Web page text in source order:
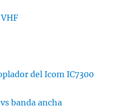
del Icom IC7300
banda ancha